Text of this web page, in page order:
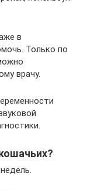
в
Только по
врачу.